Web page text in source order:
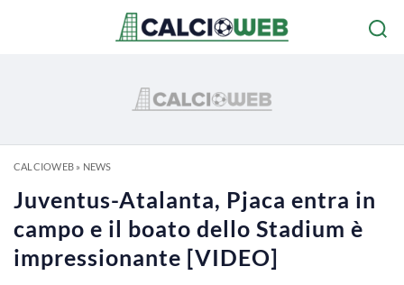
CALCIOWEB» NEWS
Juventus-Atalanta, Pjaca entra in
campo e il boato dello Stadium è
impressionante [VIDEO]